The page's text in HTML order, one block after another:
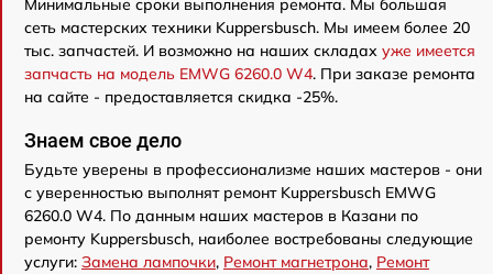
Минимальные сроки выполнения ремонта. Мы большая
сеть мастерских техники Kuppersbusch. Мы имеем более 20
тыс. запчастей. И возможно на наших складах уже имеется
запчасть на модель EMWG 6260.0 W4. При заказе ремонта
на сайте - предоставляется скидка -25%.
Знаем свое дело
Будьте уверены в профессионализме наших мастеров - они
с уверенностью выполнят ремонт Kuppersbusch EMWG
6260.0 W4. По данным наших мастеров в Казани по
ремонту Kuppersbusch, наиболее востребованы следующие
услуги: Замена лампочки, Ремонт магнетрона, Ремонт